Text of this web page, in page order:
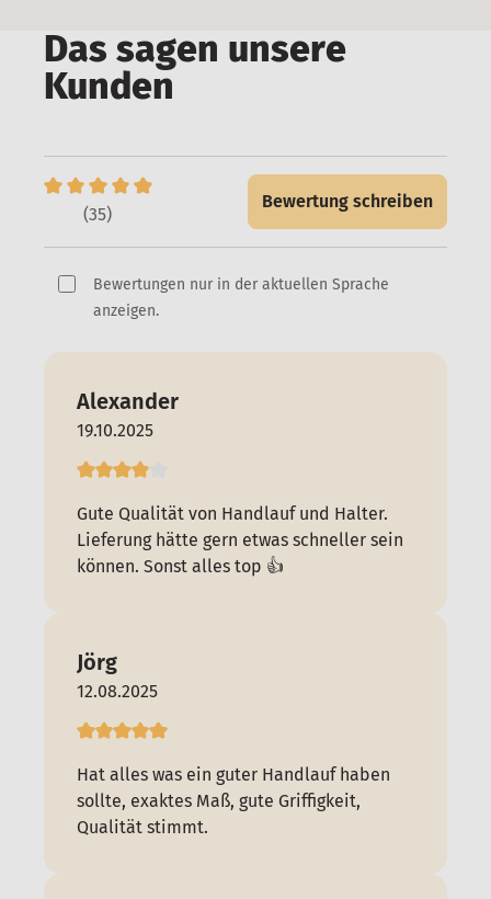
Das sagen unsere
Kunden
(35)
Bewertung schreiben
Bewertungen nur in der aktuellen Sprache
anzeigen.
Alexander
19.10.2025
Gute Qualität von Handlauf und Halter.
Lieferung hätte gern etwas schneller sein
können. Sonst alles top 👍
Jörg
12.08.2025
Hat alles was ein guter Handlauf haben
sollte, exaktes Maß, gute Griffigkeit,
Qualität stimmt.